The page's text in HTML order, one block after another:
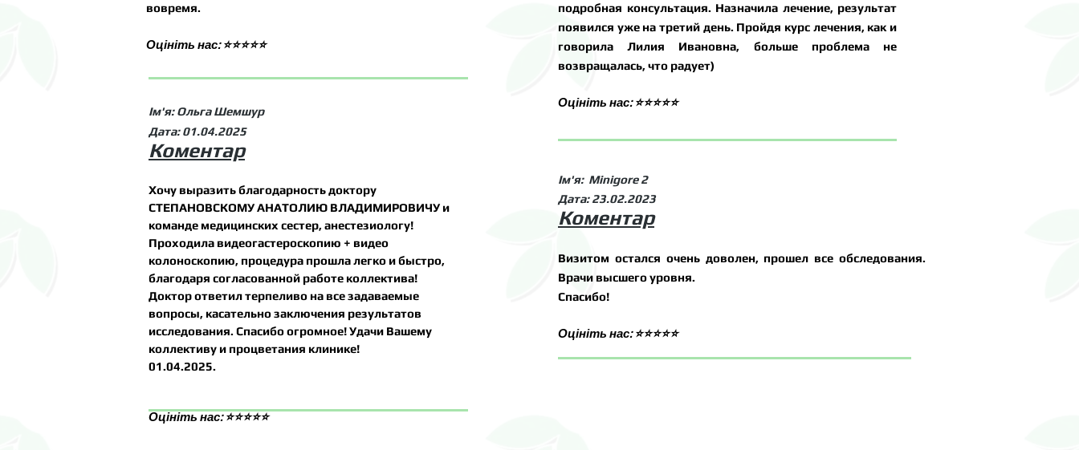
вовремя.
Оцініть нас: ⭐⭐⭐⭐⭐
Ім'я: Ольга Шемшур
Дата: 01.04.2025
Коментар
Хочу выразить благодарность доктору
СТЕПАНОВСКОМУ АНАТОЛИЮ ВЛАДИМИРОВИЧУ и
команде медицинских сестер, анестезиологу!
Проходила видеогастероскопию + видео
колоноскопию, процедура прошла легко и быстро,
благодаря согласованной работе коллектива!
Доктор ответил терпеливо на все задаваемые
вопросы, касательно заключения результатов
исследования. Спасибо огромное! Удачи Вашему
коллективу и процветания клинике!
01.04.2025.
Оцініть нас: ⭐⭐⭐⭐⭐
подробная консультация. Назначила лечение, результат
появился уже на третий день. Пройдя курс лечения, как и
говорила Лилия Ивановна, больше проблема не
возвращалась, что радует)
Оцініть нас: ⭐⭐⭐⭐⭐
Ім'я: Minigore 2
Дата: 23.02.2023
Коментар
Визитом остался очень доволен, прошел все обследования.
Врачи высшего уровня.
Спасибо!
Оцініть нас: ⭐⭐⭐⭐⭐